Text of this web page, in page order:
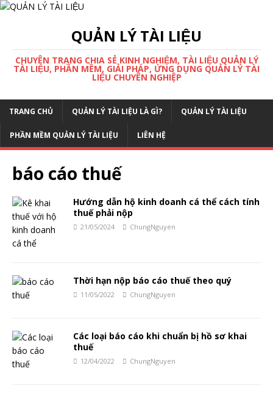
QUẢN LÝ TÀI LIỆU
CHUYÊN TRANG CHIA SẺ KINH NGHIỆM, TÀI LIỆU QUẢN LÝ
TÀI LIỆU, PHẦN MỀM, GIẢI PHÁP, ỨNG DỤNG QUẢN LÝ TÀI
LIỆU CHUYÊN NGHIỆP
TRANG CHỦ QUẢN LÝ TÀI LIỆU LÀ GÌ? QUẢN LÝ TÀI LIỆU
PHẦN MỀM QUẢN LÝ TÀI LIỆU LIÊN HỆ
báo cáo thuế
Hướng dẫn hộ kinh doanh cá thể cách tính
thuế phải nộp
21/05/2024 ChungNguyen
Thời hạn nộp báo cáo thuế theo quý
11/05/2022 ChungNguyen
Các loại báo cáo khi chuẩn bị hồ sơ khai
thuế
12/04/2022 ChungNguyen